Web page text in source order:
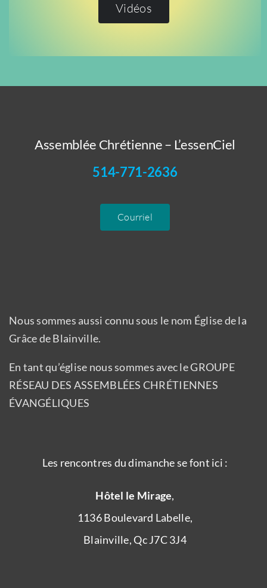
Vidéos
Assemblée Chrétienne – L’essenCiel
514-771-2636
Courriel
Nous sommes aussi connu sous le nom Église de la
Grâce de Blainville.
En tant qu’église nous sommes avec le GROUPE
RÉSEAU DES ASSEMBLÉES CHRÉTIENNES
ÉVANGÉLIQUES
Les rencontres du dimanche se font ici :
Hôtel le Mirage,
1136 Boulevard Labelle,
Blainville, Qc J7C 3J4